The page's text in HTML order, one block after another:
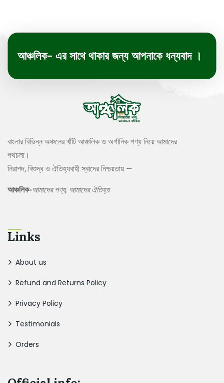
আঞ্চলিক- এর সাথে থাকার জন্য আপনাকে ধন্যবাদ ।
বাংলার বিভিন্ন অঞ্চলের খাঁটি আঞ্চলিক ও অর্গানিক পণ্য নিয়ে আমাদের
পথচলা।
নিরাপদ, বিশুদ্ধ ও ঐতিহ্যবাহী স্বাদের নিশ্চয়তায় —
আঞ্চলিক-আমাদের পণ্য, আমাদের ঐতিহ্য
Links
About us
Refund and Returns Policy
Privacy Policy
Testimonials
Orders